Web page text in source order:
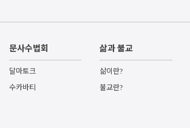
문사수법회
달마토크
수카바티
삶과 불교
삶이란?
불교란?